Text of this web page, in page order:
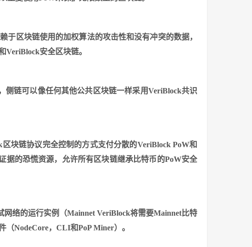
区块链使用的加权算法的攻击性和没有冲突的数据，
VeriBlock安全区块链。
侧链可以像任何其他公共区块链一样采用VeriBlock共识
块链协议完全控制的方式支付分散的VeriBlock PoW和
据的恐慌资源，允许所有区块链继承比特币的PoW安全
络的运行实例（Mainnet VeriBlock将需要Mainnet比特
NodeCore，CLI和PoP Miner）。